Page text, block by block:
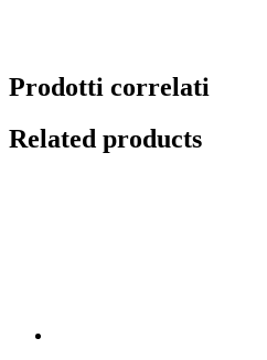
Prodotti correlati
Related products